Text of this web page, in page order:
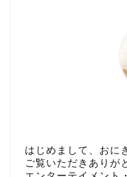
はじめまして、おに
ご覧いただきありが